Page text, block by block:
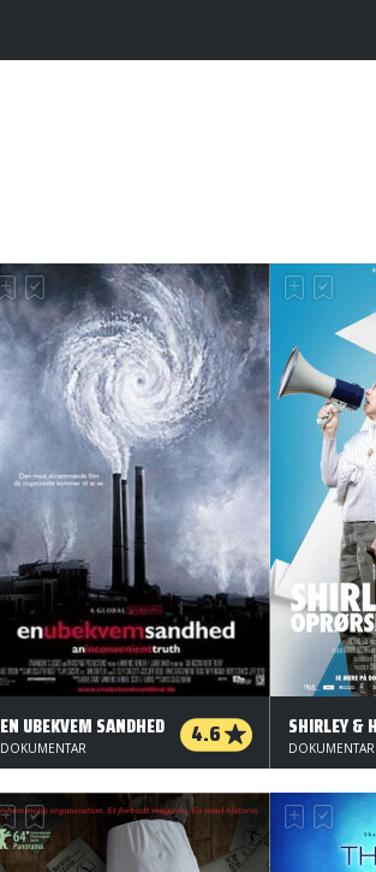
EN UBEKVEM SANDHED 4.6
DOKUMENTAR DOKUMENTAR